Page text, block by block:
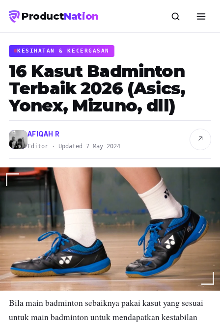
ProductNation
KESIHATAN & KECERGASAN
16 Kasut Badminton
Terbaik 2026 (Asics,
Yonex, Mizuno, dll)
AFIQAH R
Editor · Updated 7 May 2024
↗
Bila main badminton sebaiknya pakaikasut yang sesuai
untuk main badminton untuk mendapatkan kestabilan